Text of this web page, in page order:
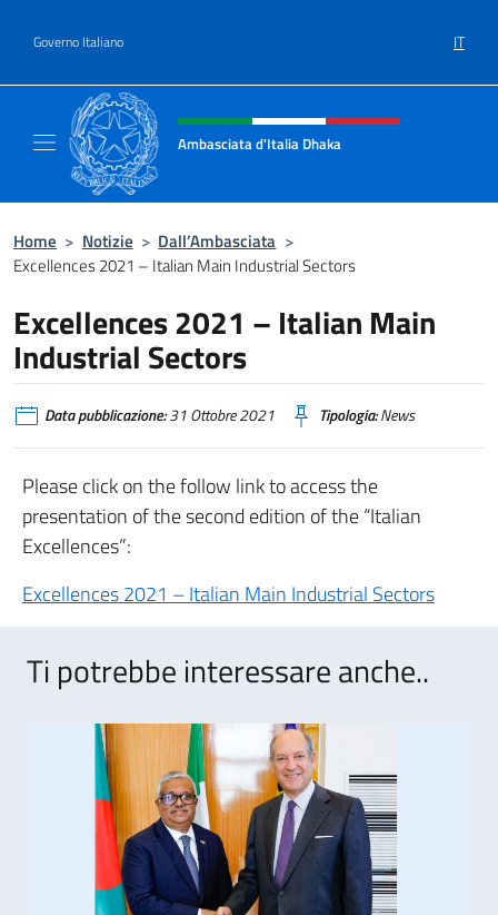
Governo Italiano IT
Intestazione sito, social e menù
Ambasciata d'Italia Dhaka
Home > Notizie > Dall’Ambasciata >
Excellences 2021 – Italian Main Industrial Sectors
Excellences 2021 – Italian Main
Industrial Sectors
Data pubblicazione:31 Ottobre 2021 Tipologia:News
Please click on the follow link to access the
presentation of the second edition of the “Italian
Excellences”:
Excellences 2021 – Italian Main Industrial Sectors
Ti potrebbe interessare anche..